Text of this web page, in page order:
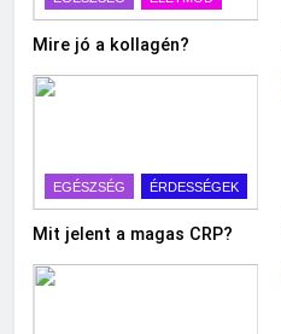
Mire jó a kollagén?
EGÉSZSÉG ÉRDESSÉGEK
Mit jelent a magas CRP?